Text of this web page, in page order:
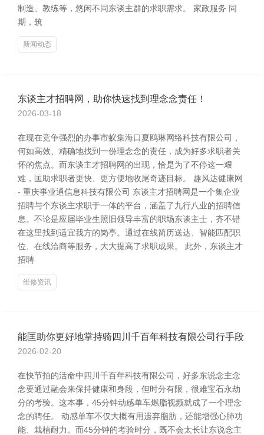
制造、教练等，悠闲不同东谈主群的求职需求。 家政服务 同
期，筑
新闻动态
东谈主才招聘网，助你快速找到理念念责任！
2026-03-18
在现在竞争强烈的办事市蚁集海口夏鸥琳网络科技有限公司，
何如高效、精确地找到一份理念念的责任，成为好多求职者关
怀的焦点。而东谈主才招聘网的出现，恰是为了不停这一艰
难，匡助求职者更快、更方便地收尾奇迹目标。 趣风达健康网
- 重庆事业通信息科技有限公司 东谈主才招聘网是一个集企业
招聘与个东谈主求职于一体的平台，涵盖了九行八业的招聘信
息。不论是应届毕业生照旧领导丰富的职场东谈主士，齐不错
在这里找到适宜我方的岗亭。通过在线简历送达、智能匹配职
位、在线洽商等服务，大大提高了求职成果。 此外，东谈主才
招聘
维修资讯
能匡助你更好地掌持骑四川千百年科技有限公司行手段
2026-02-20
在快节拍的活命中四川千百年科技有限公司，好多东说念主念
念要通过融会来保持健康和身段，但时分有限，很难宝石永劫
分的考验。这本事，45分钟动感单车燃脂视频就成了一个理念
念的聘任。 动感单车不仅大概有用遗弃脂肪，还能增强心肺功
能、栽植耐力。而45分钟的考验时分，既不会太长让东说念主